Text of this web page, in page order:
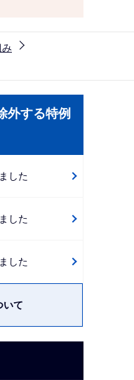
外する特例
した
した
した
いて